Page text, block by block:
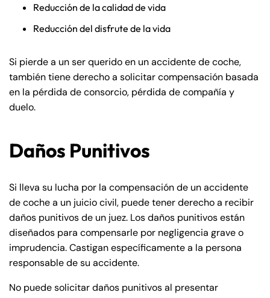
Reducción de la calidad de vida
Reducción del disfrute de la vida
Si pierde a un ser querido en un accidente de coche,
también tiene derecho a solicitar compensación basada
en la pérdida de consorcio, pérdida de compañía y
duelo.
Daños Punitivos
Si lleva su lucha por la compensación de un accidente
de coche a un juicio civil, puede tener derecho a recibir
daños punitivos de un juez. Los daños punitivos están
diseñados para compensarle por negligencia grave o
imprudencia. Castigan específicamente a la persona
responsable de su accidente.
No puede solicitar daños punitivos al presentar